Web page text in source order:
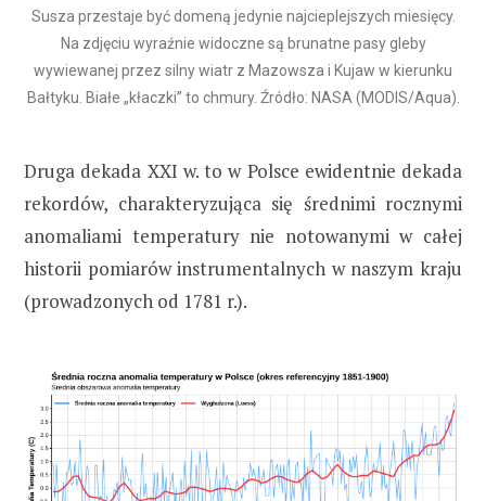
Susza przestaje być domeną jedynie najcieplejszych miesięcy.
Na zdjęciu wyraźnie widoczne są brunatne pasy gleby
wywiewanej przez silny wiatr z Mazowsza i Kujaw w kierunku
Bałtyku. Białe „kłaczki” to chmury. Źródło: NASA (MODIS/Aqua).
Druga dekada XXI w. to w Polsce ewidentnie dekada
rekordów, charakteryzująca się średnimi rocznymi
anomaliami temperatury nie notowanymi w całej
historii pomiarów instrumentalnych w naszym kraju
(prowadzonych od 1781 r.).